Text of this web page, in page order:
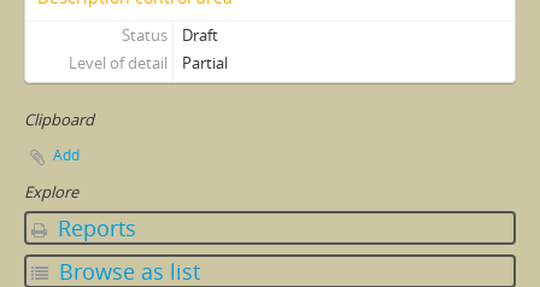
Status
Draft
Level of detail
Partial
Clipboard
Add
Explore
Reports
Browse as list